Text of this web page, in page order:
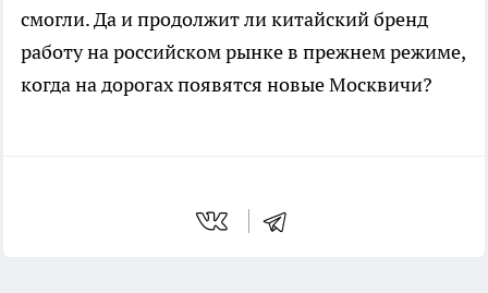
смогли. Да и продолжит ли китайский бренд
работу на российском рынке в прежнем режиме,
когда на дорогах появятся новые Москвичи?